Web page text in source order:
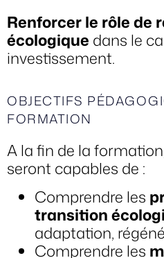
Renforcer le rôle de
écologique dans le
investissement.
OBJECTIFS
FORMATION
A la fin de la
seront capables de :
Comprendre les
transition
adaptation,
Comprendre les